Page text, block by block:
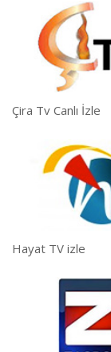
Çira Tv Canlı İzle
Hayat TV izle